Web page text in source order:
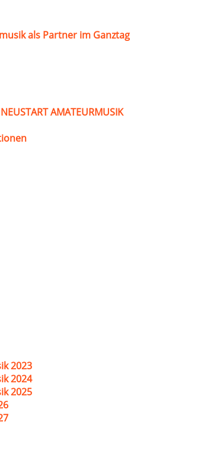
als Partner im Ganztag
AMATEURMUSIK
2023
2024
2025